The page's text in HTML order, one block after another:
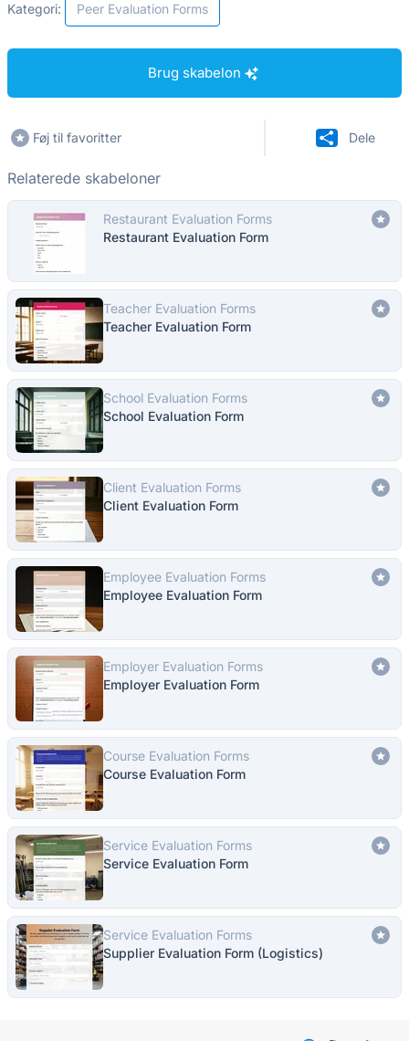
Kategori: Peer Evaluation Forms
Brug skabelon
Føj til favoritter Dele
Relaterede skabeloner
Restaurant Evaluation Forms
Restaurant Evaluation Form
Teacher Evaluation Forms
Teacher Evaluation Form
School Evaluation Forms
School Evaluation Form
Client Evaluation Forms
Client Evaluation Form
Employee Evaluation Forms
Employee Evaluation Form
Employer Evaluation Forms
Employer Evaluation Form
Course Evaluation Forms
Course Evaluation Form
Service Evaluation Forms
Service Evaluation Form
Service Evaluation Forms
Supplier Evaluation Form (Logistics)